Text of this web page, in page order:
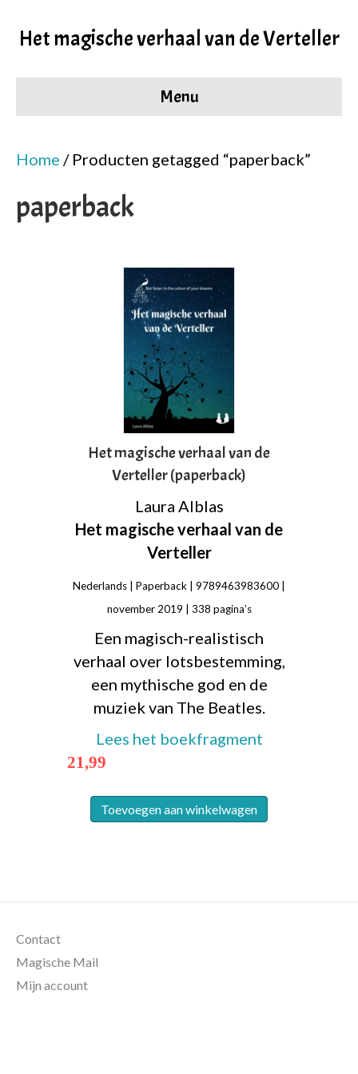
Het magische verhaal van de Verteller
Menu
Home / Producten getagged “paperback”
paperback
Het magische verhaal van de
Verteller (paperback)
Laura Alblas
Het magische verhaal van de
Verteller
Nederlands | Paperback | 9789463983600 |
november 2019 | 338 pagina’s
Een magisch-realistisch
verhaal over lotsbestemming,
een mythische god en de
muziek van The Beatles.
Lees het boekfragment
21,99
Toevoegen aan winkelwagen
Contact
Magische Mail
Mijn account